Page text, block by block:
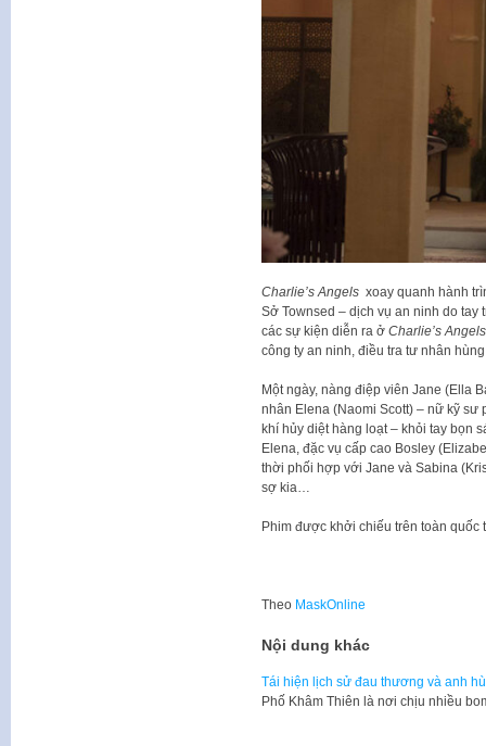
Charlie’s Angelsxoay quanh hành
Sở Townsed – dịch vụ an ninh do
các sự kiện diễn ra ở Charlie’s
công ty an ninh, điều tra tư nhân
Một ngày, nàng điệp viên Jane (Ella
nhân Elena (Naomi Scott) – nữ kỹ sư
khí hủy diệt hàng loạt – khỏi tay bọn
Elena, đặc vụ cấp cao Bosley
thời phối hợp với Jane và Sabina
sợ kia…
Phim được khởi chiếu trên toàn quốc
Theo MaskOnline
Nội dung khác
Tái hiện lịch sử đau thương và anh
​Phố Khâm Thiên là nơi chịu nhiều